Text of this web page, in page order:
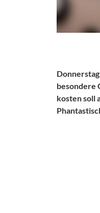
besondere
kosten soll